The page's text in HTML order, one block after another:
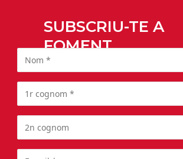
SUBSCRIU-TE A
FOMENT